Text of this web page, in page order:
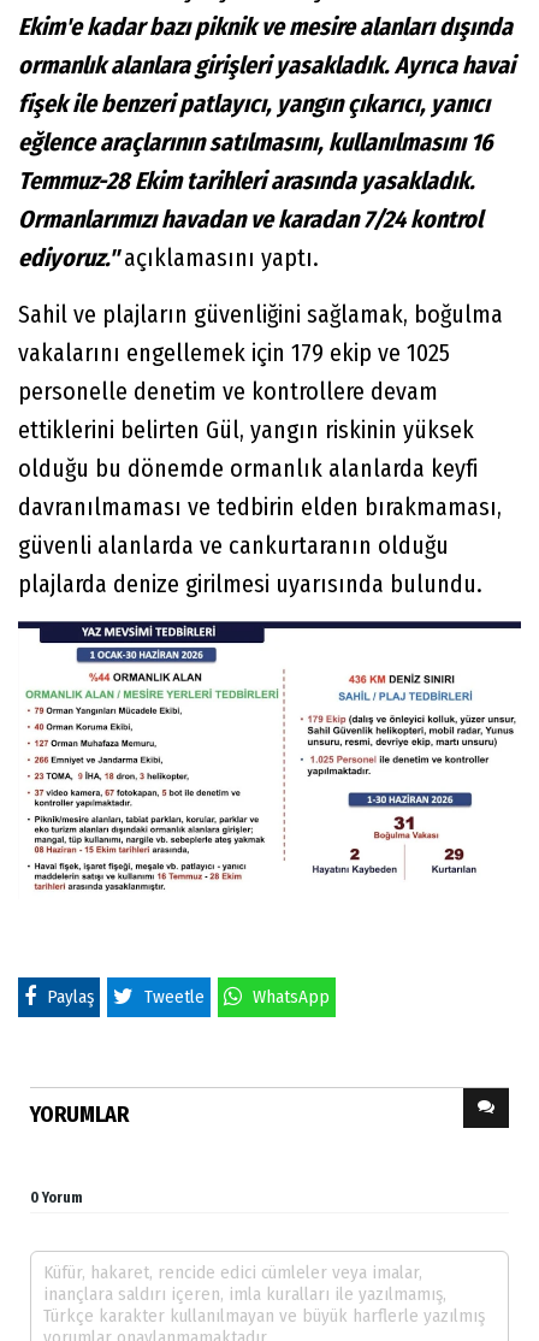
Ekim'e kadar bazı piknik ve mesire alanları dışında
ormanlık alanlara girişleri yasakladık. Ayrıca havai
fişek ile benzeri patlayıcı, yangın çıkarıcı, yanıcı
eğlence araçlarının satılmasını, kullanılmasını 16
Temmuz-28 Ekim tarihleri arasında yasakladık.
Ormanlarımızı havadan ve karadan 7/24 kontrol
ediyoruz."açıklamasını yaptı.
Sahil ve plajların güvenliğini sağlamak, boğulma
vakalarını engellemek için 179 ekip ve 1025
personelle denetim ve kontrollere devam
ettiklerini belirten Gül, yangın riskinin yüksek
olduğu bu dönemde ormanlık alanlarda keyfi
davranılmaması ve tedbirin elden bırakmaması,
güvenli alanlarda ve cankurtaranın olduğu
plajlarda denize girilmesi uyarısında bulundu.
Paylaş Tweetle WhatsApp
YORUMLAR
0 Yorum